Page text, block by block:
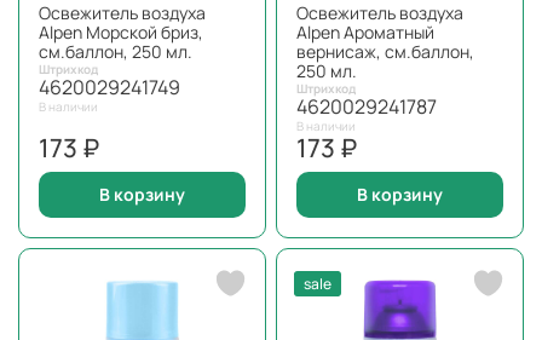
Освежитель воздуха
Alpen Морской бриз,
см.баллон, 250 мл.
Штрихкод
4620029241749
В наличии
173 ₽
В корзину
Освежитель воздуха
Alpen Ароматный
вернисаж, см.баллон,
250 мл.
Штрихкод
4620029241787
В наличии
173 ₽
В корзину
sale